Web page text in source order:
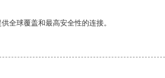
全球覆盖和最高安全性的连接。